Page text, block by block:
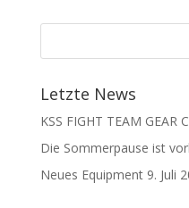
Letzte News
KSS FIGHT TEAM GEAR
Die Sommerpause ist
Neues Equipment 9. Juli